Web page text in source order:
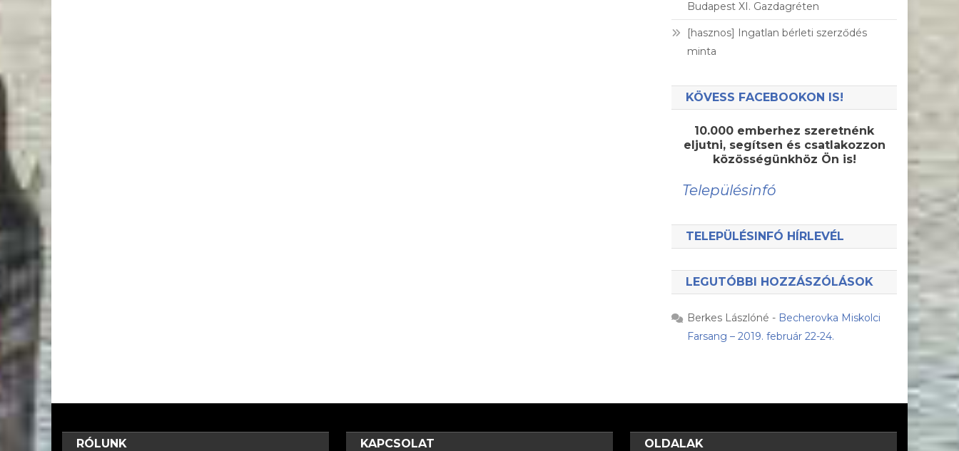
Budapest XI. Gazdagréten
[hasznos] Ingatlan bérleti szerződés
minta
KÖVESS FACEBOOKON IS!
10.000 emberhez szeretnénk
eljutni, segítsen és csatlakozzon
közösségünkhöz Ön is!
Településinfó
TELEPÜLÉSINFÓ HÍRLEVÉL
LEGUTÓBBI HOZZÁSZÓLÁSOK
Berkes Lászlóné - Becherovka Miskolci
Farsang – 2019. február 22-24.
RÓLUNK KAPCSOLAT OLDALAK